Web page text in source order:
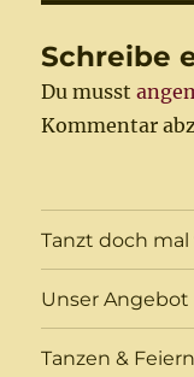
Schreibe
Du musst
Kommentar
Tanzt doch mal
Unser Angebot
Tanzen & Feiern